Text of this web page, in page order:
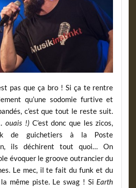
pas que ça bro ! Si ça te rentre
qu’une sodomie furtive et
c’est que tout le reste suit.
ouais !)C’est donc que les zicos,
de guichetiers à la Poste
ils déchirent tout quoi… On
évoquer le groove outrancier du
Le mec, il te fait du funk et du
même piste. Le swag ! Si Earth